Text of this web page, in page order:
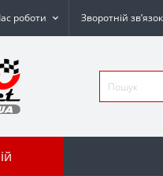
роботи Зворотній зв’язок